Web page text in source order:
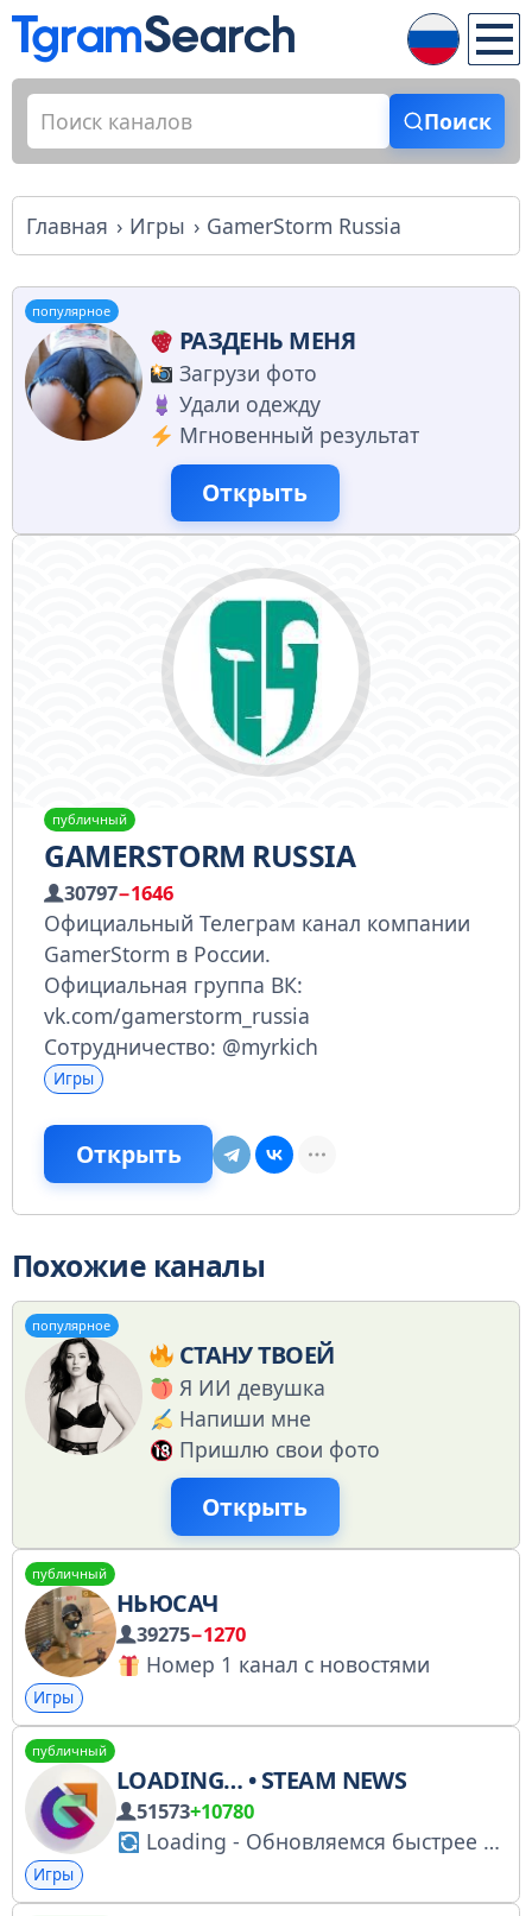
Поиск
Главная Игры GamerStorm Russia
популярное
РАЗДЕНЬ МЕНЯ
Загрузи фото
Удали одежду
Мгновенный результат
Открыть
публичный
GAMERSTORM RUSSIA
30797−1646
Официальный Телеграм канал компании
GamerStorm в России.
Официальная группа ВК:
vk.com/gamerstorm_russia
Сотрудничество: @myrkich
Игры
Открыть
Похожие каналы
популярное
СТАНУ ТВОЕЙ
Я ИИ девушка
Напиши мне
Пришлю свои фото
Открыть
публичный
НЬЮСАЧ
39275−1270
Номер 1 канал с новостями
Игры
публичный
LOADING… • STEAM NEWS
51573+10780
Loading - Обновляемся быстрее патчей
Игры